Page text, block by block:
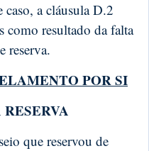
caso, a cláusula D.2
como resultado da falta
reserva.
POR SI
que reservou de